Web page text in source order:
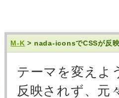
M-K > nada-iconsでCSSが反
テーマを変えよ
反映されず、元